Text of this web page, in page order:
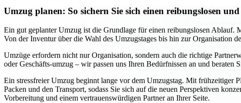
Umzug planen: So sichern Sie sich einen reibungslosen
Ein gut geplanter Umzug ist die Grundlage für einen reibungslosen Ablauf.
Von der Inventur über die Wahl des Umzugstages bis hin zur Organisation
Umzüge erfordern nicht nur Organisation, sondern auch die richtige
oder Geschäfts-umzug – wir passen uns Ihren Bedürfnissen an und
Ein stressfreier Umzug beginnt lange vor dem Umzugstag. Mit frühzeitiger
Packen und den Transport, sodass Sie sich auf die neuen Perspektiven
Vorbereitung und einem vertrauenswürdigen Partner an Ihrer Seite.